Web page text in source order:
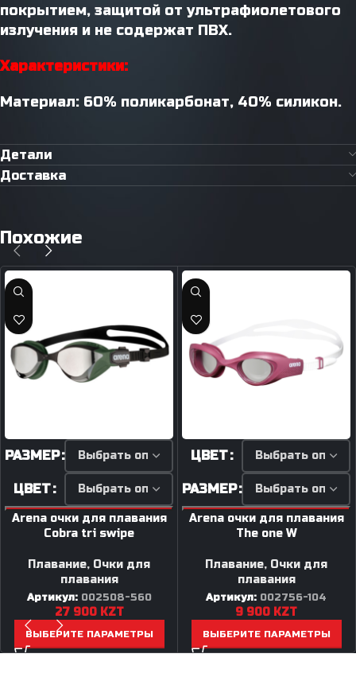
покрытием, защитой от ультрафиолетового
излучения и не содержат ПВХ.
Характеристики:
Материал: 60% поликарбонат, 40% силикон.
Детали
Доставка
Похожие
РАЗМЕР
ЦВЕТ
Arena очки для плавания
Cobra tri swipe
Плавание, Очки для
плавания
Артикул: 002508-560
27 900 KZT
ВЫБЕРИТЕ ПАРАМЕТРЫ
ЦВЕТ
РАЗМЕР
Arena очки для плавания
The one W
Плавание, Очки для
плавания
Артикул: 002756-104
9 900 KZT
ВЫБЕРИТЕ ПАРАМЕТРЫ